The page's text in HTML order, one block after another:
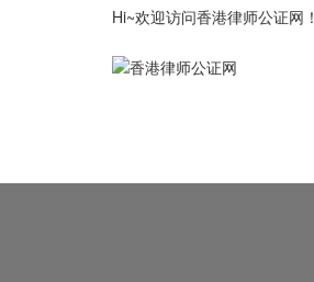
Hi~欢迎访问香港律师公证网！